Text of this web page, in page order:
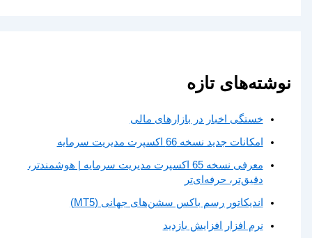
نوشته‌های تازه
خستگی اخبار در بازارهای مالی
امکانات جدید نسخه 66 اکسپرت مدیریت سرمایه
معرفی نسخه 65 اکسپرت مدیریت سرمایه | هوشمندتر،
دقیق‌تر، حرفه‌ای‌تر
اندیکاتور رسم باکس سشن‌های جهانی (MT5)
نرم افزار افزایش بازدید